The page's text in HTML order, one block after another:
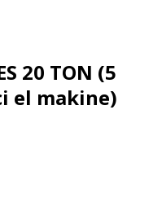
20 TON (5
el makine)